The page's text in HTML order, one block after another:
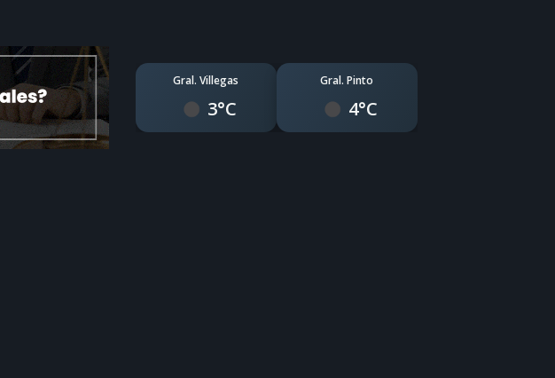
Gral. Villegas
3°C
Gral. Pinto
4°C